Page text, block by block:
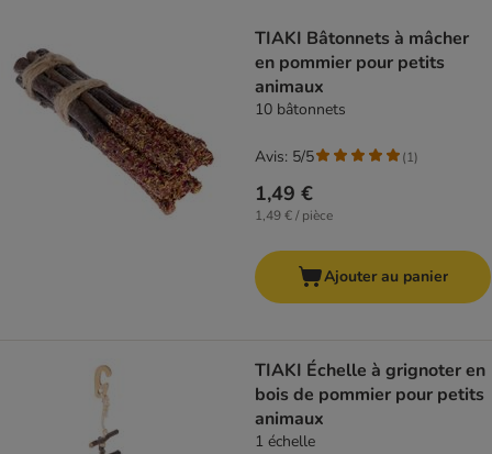
TIAKI Bâtonnets à mâcher
en pommier pour petits
animaux
10 bâtonnets
1,49 €
1,49 € / pièce
Avis: 5/5 (1)
Ajouter au panier
TIAKI Échelle à grignoter en
bois de pommier pour petits
animaux
1 échelle